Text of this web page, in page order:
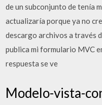
de un subconjunto de tenía
actualizaría porque ya no
descargo archivos a través
publica mi formulario MVC
respuesta se ve
Modelo-vista-